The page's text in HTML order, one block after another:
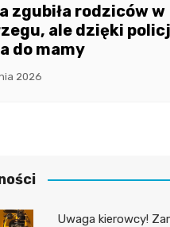
zgubiła rodziców w
ale dzięki
do mamy
2026
Uwaga kierowcy!